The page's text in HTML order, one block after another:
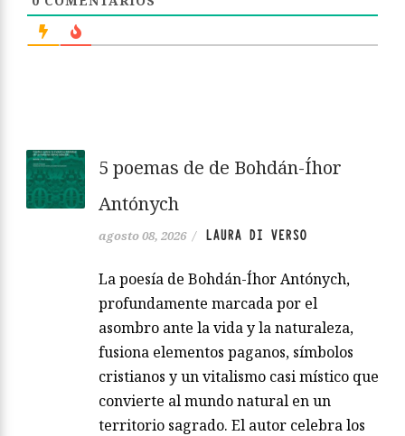
5 poemas de de Bohdán-Íhor
Antónych
agosto 08, 2026 / LAURA DI VERSO
La poesía de Bohdán-Íhor Antónych,
profundamente marcada por el
asombro ante la vida y la naturaleza,
fusiona elementos paganos, símbolos
cristianos y un vitalismo casi místico que
convierte al mundo natural en un
territorio sagrado. El autor celebra los